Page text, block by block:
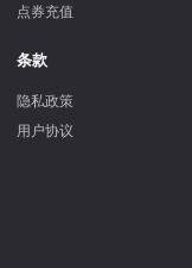
点券充值
条款
隐私政策
用户协议